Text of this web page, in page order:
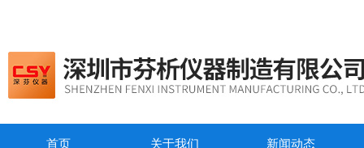
首页 关于我们 新闻动态